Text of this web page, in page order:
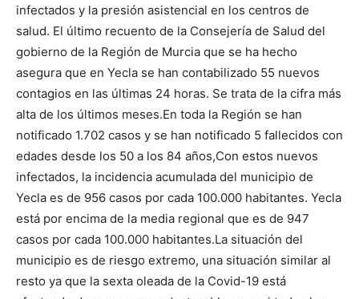
infectados y la presión asistencial en los centros de
salud. El último recuento de la Consejería de Salud del
gobierno de la Región de Murcia que se ha hecho
asegura que en Yecla se han contabilizado 55 nuevos
contagios en las últimas 24 horas. Se trata de la cifra más
alta de los últimos meses.En toda la Región se han
notificado 1.702 casos y se han notificado 5 fallecidos con
edades desde los 50 a los 84 años,Con estos nuevos
infectados, la incidencia acumulada del municipio de
Yecla es de 956 casos por cada 100.000 habitantes. Yecla
está por encima de la media regional que es de 947
casos por cada 100.000 habitantes.La situación del
municipio es de riesgo extremo, una situación similar al
resto ya que la sexta oleada de la Covid-19 está